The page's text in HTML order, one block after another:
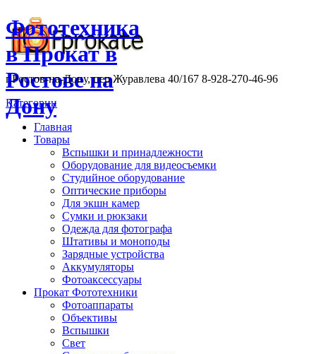
Фототехника
в Прокат в
Ростове на
Дону
г.Ростов-на-Дону, пер.Журавлева 40/167 8-928-270-46-96
Категории
Главная
Товары
Вспышки и принадлежности
Оборудование для видеосъемки
Студийное оборудование
Оптические приборы
Для экшн камер
Сумки и рюкзаки
Одежда для фотографа
Штативы и моноподы
Зарядные устройства
Аккумуляторы
Фотоаксессуары
Прокат Фототехники
Фотоаппараты
Объективы
Вспышки
Свет